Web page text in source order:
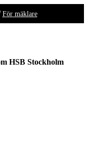
För mäklare
HSB Stockholm